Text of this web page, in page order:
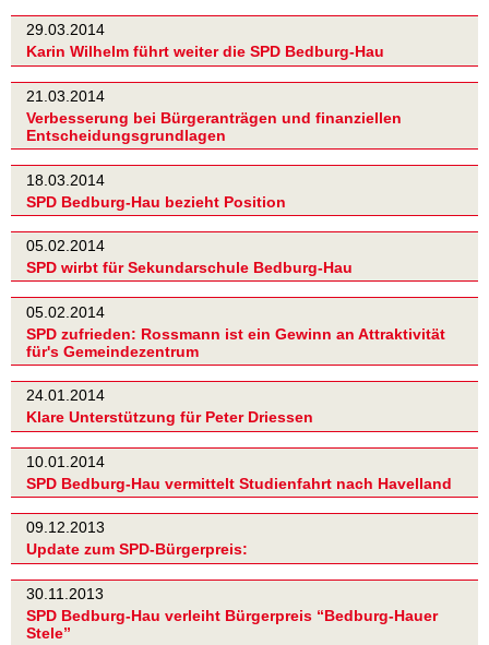
29.03.2014
Karin Wilhelm führt weiter die SPD Bedburg-Hau
21.03.2014
Verbesserung bei Bürgeranträgen und finanziellen
Entscheidungsgrundlagen
18.03.2014
SPD Bedburg-Hau bezieht Position
05.02.2014
SPD wirbt für Sekundarschule Bedburg-Hau
05.02.2014
SPD zufrieden: Rossmann ist ein Gewinn an Attraktivität
für's Gemeindezentrum
24.01.2014
Klare Unterstützung für Peter Driessen
10.01.2014
SPD Bedburg-Hau vermittelt Studienfahrt nach Havelland
09.12.2013
Update zum SPD-Bürgerpreis:
30.11.2013
SPD Bedburg-Hau verleiht Bürgerpreis “Bedburg-Hauer
Stele”